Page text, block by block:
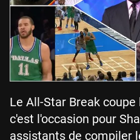
Le All-Star Break
c'est l'occasion pour
assistants de compiler